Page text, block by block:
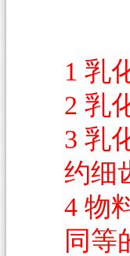
1 乳
2 乳
3 乳
约细
4 物
同等